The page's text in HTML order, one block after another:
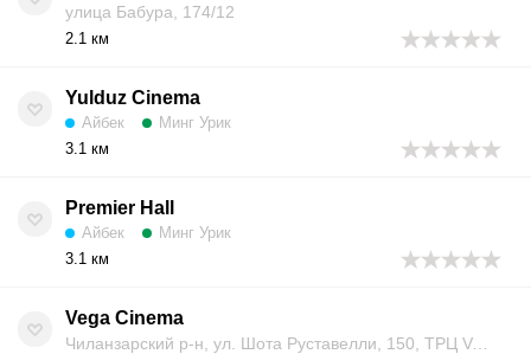
улица Бабура, 174/12
2.1 км
Yulduz Cinema
Айбек
Минг Урик
3.1 км
Premier Hall
Айбек
Минг Урик
3.1 км
Vega Cinema
Чиланзарский р-н, ул. Шота Руставелли, 150, ТРЦ Vega Centre, 4 этаж